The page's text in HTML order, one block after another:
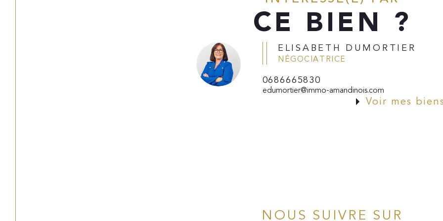
CE BIEN ?
ELISABETH DUMORTIER
NÉGOCIATRICE
0686665830
edumortier@immo-amandinois.com
Voir mes
NOUS SUIVRE SUR